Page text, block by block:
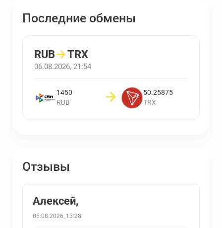
Последние обмены
RUB→TRX
06.08.2026, 21:54
1450
RUB
50.25875
TRX
Отзывы
Алексей,
05.08.2026, 13:28